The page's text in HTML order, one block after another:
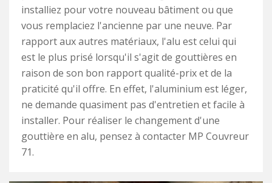
installiez pour votre nouveau bâtiment ou que
vous remplaciez l'ancienne par une neuve. Par
rapport aux autres matériaux, l'alu est celui qui
est le plus prisé lorsqu'il s'agit de gouttières en
raison de son bon rapport qualité-prix et de la
praticité qu'il offre. En effet, l'aluminium est léger,
ne demande quasiment pas d'entretien et facile à
installer. Pour réaliser le changement d'une
gouttière en alu, pensez à contacter MP Couvreur
71.